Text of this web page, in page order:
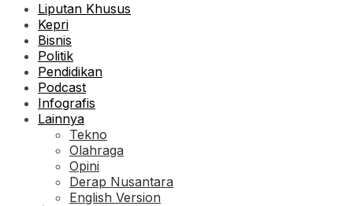
Liputan Khusus
Kepri
Bisnis
Politik
Pendidikan
Podcast
Infografis
Lainnya
Tekno
Olahraga
Opini
Derap Nusantara
English Version